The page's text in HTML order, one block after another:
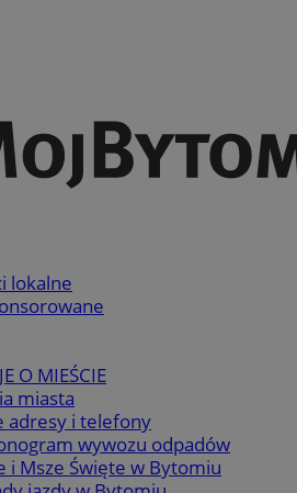
lokalne
O MIEŚCIE
miasta
adresy i telefony
wywozu odpadów
i Msze Święte w Bytomiu